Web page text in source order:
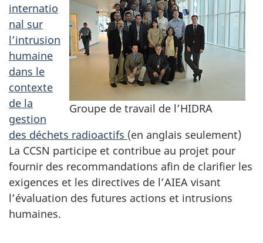
Groupe de travail de l’HIDRA
internatio
nal sur
l’intrusion
humaine
dans le
contexte
de la
gestion
des déchets radioactifs (en anglais seulement)
La CCSN participe et contribue au projet pour
fournir des recommandations afin de clarifier les
exigences et les directives de l’AIEA visant
l’évaluation des futures actions et intrusions
humaines.